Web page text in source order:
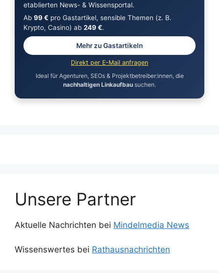
etablierten News- & Wissensportal.
Ab 99 €pro Gastartikel, sensible Themen (z. B.
Krypto, Casino) ab 249 €.
Mehr zu Gastartikeln
Direkt per E-Mail anfragen
Ideal für Agenturen, SEOs & Projektbetreiber:innen, die
nachhaltigen Linkaufbau suchen.
Unsere Partner
Aktuelle Nachrichten bei Mindelmedia News
Wissenswertes bei Rathausnachrichten